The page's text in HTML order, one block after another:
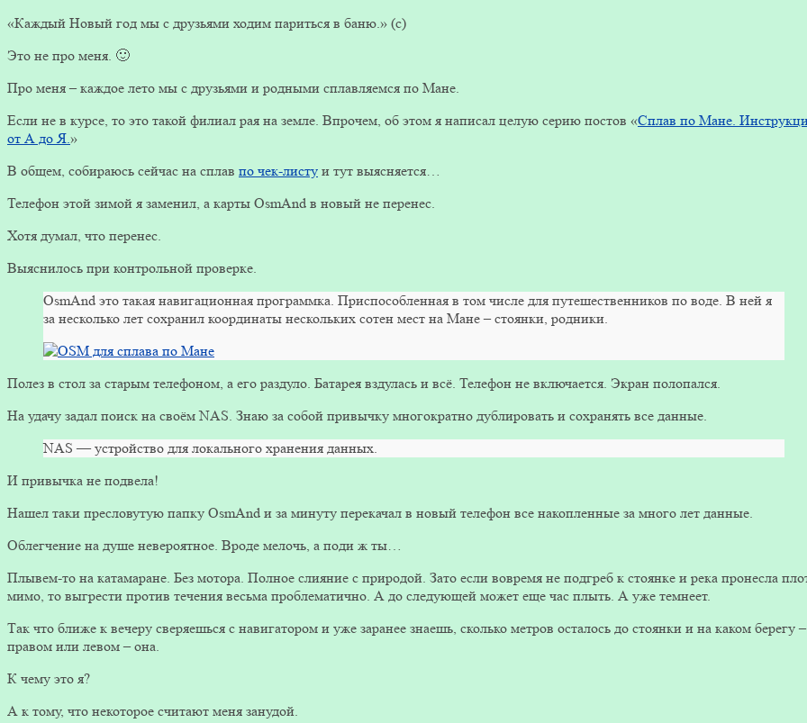
«Каждый Новый год мы с друзьями ходим париться в баню.» (с)
Это не про меня. 🙂
Про меня – каждое лето мы с друзьями и родными сплавляемся по Мане.
Если не в курсе, то это такой филиал рая на земле. Впрочем, об этом я написал целую серию постов «Сплав по Мане.
от А до Я.»
В общем, собираюсь сейчас на сплав по чек-листу и тут выясняется…
Телефон этой зимой я заменил, а карты OsmAnd в новый не перенес.
Хотя думал, что перенес.
Выяснилось при контрольной проверке.
OsmAnd это такая навигационная программка. Приспособленная в том числе для путешественников по воде. В ней я
за несколько лет сохранил координаты нескольких сотен мест на Мане – стоянки, родники.
Полез в стол за старым телефоном, а его раздуло. Батарея вздулась и всё. Телефон не включается. Экран полопался.
На удачу задал поиск на своём NAS. Знаю за собой привычку многократно дублировать и сохранять все данные.
NAS — устройство для локального хранения данных.
И привычка не подвела!
Нашел таки пресловутую папку OsmAnd и за минуту перекачал в новый телефон все накопленные за много лет данные.
Облегчение на душе невероятное. Вроде мелочь, а поди ж ты…
Плывем-то на катамаране. Без мотора. Полное слияние с природой. Зато если вовремя не подгреб к стоянке и река пронесла
мимо, то выгрести против течения весьма проблематично. А до следующей может еще час плыть. А уже темнеет.
Так что ближе к вечеру сверяешься с навигатором и уже заранее знаешь, сколько метров осталось до стоянки и на каком берегу –
правом или левом – она.
К чему это я?
А к тому, что некоторое считают меня занудой.